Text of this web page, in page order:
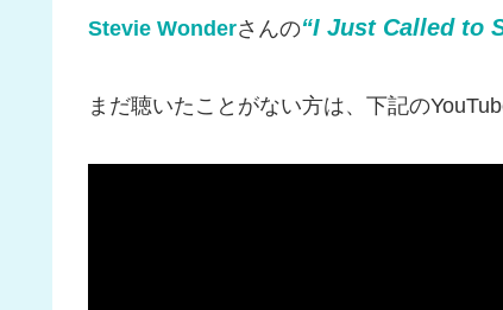
Stevie Wonderさんの“I Just Called to
まだ聴いたことがない方は、下記の